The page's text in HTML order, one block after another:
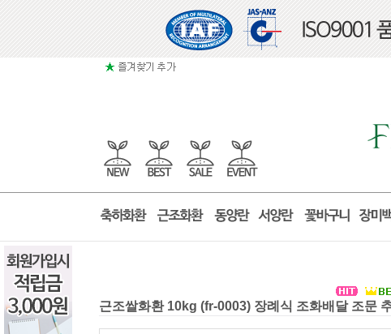
근조쌀화환 10kg (fr-0003) 장례식 조화배달 조문